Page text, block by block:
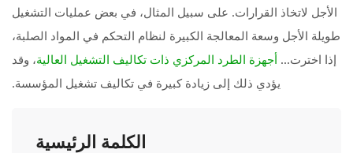
الأجل لاتخاذ القرارات. على سبيل المثال، في بعض عمليات التشغيل
طويلة الأجل وسعة المعالجة الكبيرة لنظام التحكم في المواد الصلبة،
إذا اخترت... أجهزة الطرد المركزي ذات تكاليف التشغيل العالية، وقد
يؤدي ذلك إلى زيادة كبيرة في تكاليف تشغيل المؤسسة.
الكلمة الرئيسية